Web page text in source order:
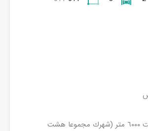
در زمين به مساحت ٦٠٠٠ متر (شهرك مجموعا هشت